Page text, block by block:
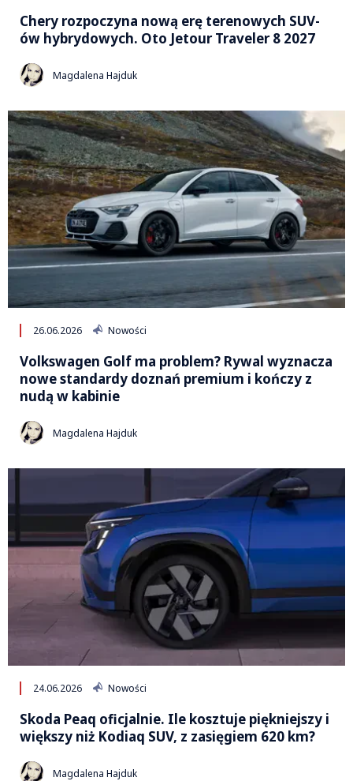
Chery rozpoczyna nową erę terenowych SUV-
ów hybrydowych. Oto Jetour Traveler 8 2027
Magdalena Hajduk
26.06.2026 Nowości
Volkswagen Golf ma problem? Rywal wyznacza
nowe standardy doznań premium i kończy z
nudą w kabinie
Magdalena Hajduk
24.06.2026 Nowości
Skoda Peaq oficjalnie. Ile kosztuje piękniejszy i
większy niż Kodiaq SUV, z zasięgiem 620 km?
Magdalena Hajduk